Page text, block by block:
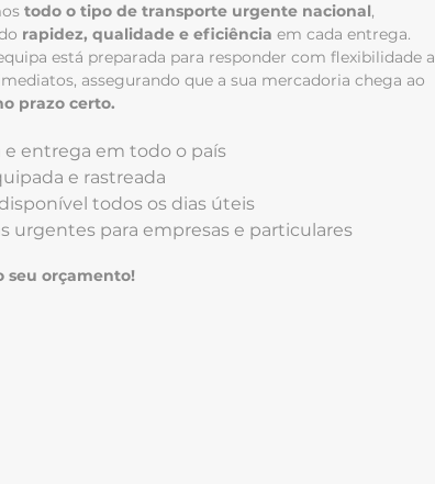
todo o tipo de transporte urgente nacional,
rapidez, qualidade e eficiência em cada entrega.
está preparada para responder com flexibilidade a
assegurando que a sua mercadoria chega ao
prazo certo.
e entrega em todo o país
e rastreada
todos os dias úteis
urgentes para empresas e particulares
seu orçamento!